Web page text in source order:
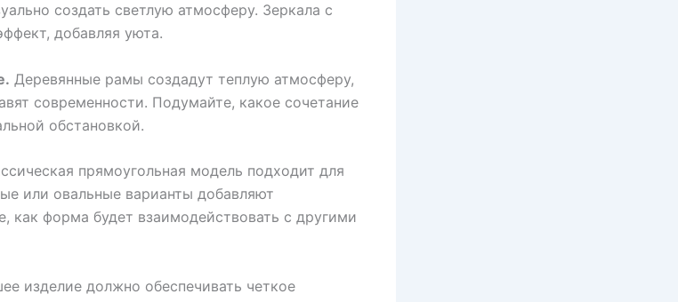
создать светлую атмосферу. Зеркала с
добавляя уюта.
Деревянные рамы создадут теплую атмосферу,
современности. Подумайте, какое сочетание
обстановкой.
прямоугольная модель подходит для
или овальные варианты добавляют
как форма будет взаимодействовать с другими
изделие должно обеспечивать четкое